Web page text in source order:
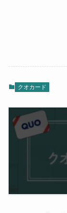
クオカード